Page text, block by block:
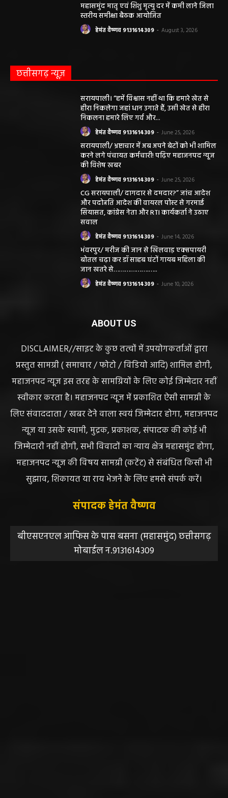
महासमुंद मातृ एवं शिशु मृत्यु दर में कमी लाने जिला
स्तरीय समीक्षा बैठक आयोजित
हेमंत वैष्णव 9131614309 - August 3, 2026
छत्तीसगढ़ न्यूज़
सरायपाली। “हमें विश्वास नहीं था कि हमारे खेत से
हीरा निकलेगा जहां धान उगाते हैं, उसी खेत से हीरा
निकलना हमारे लिए गर्व और...
हेमंत वैष्णव 9131614309 - June 25, 2026
सरायपाली/ भ्रष्टाचार में अब अपने बेटों को भी शामिल
करने लगे पंचायत कर्मचारी! पढ़िए महाजनपद न्यूज
की विशेष खबर
हेमंत वैष्णव 9131614309 - June 25, 2026
CG सरायपाली/ दागदार से दमदार?” जांच आदेश
और पदोन्नति आदेश की वायरल पोस्ट से गरमाई
सियासत, कांग्रेस नेता और RTI कार्यकर्ता ने उठाए
सवाल
हेमंत वैष्णव 9131614309 - June 14, 2026
भंवरपुर/ मरीज की जान से खिलवाड़ एक्सपायरी
बोतल चढ़ा कर डॉ साहब घंटों गायब महिला की
जान खतरे से……………….…..
हेमंत वैष्णव 9131614309 - June 10, 2026
ABOUT US
DISCLAIMER//साइट के कुछ तत्वों में उपयोगकर्ताओं द्वारा
प्रस्तुत सामग्री ( समाचार / फोटो / विडियो आदि) शामिल होगी,
महाजनपद न्यूज इस तरह के सामग्रियों के लिए कोई जिम्मेदार नहीं
स्वीकार करता है। महाजनपद न्यूज में प्रकाशित ऐसी सामग्री के
लिए संवाददाता / खबर देने वाला स्वयं जिम्मेदार होगा, महाजनपद
न्यूज या उसके स्वामी, मुद्रक, प्रकाशक, संपादक की कोई भी
जिम्मेदारी नहीं होगी, सभी विवादों का न्याय क्षेत्र महासमुंद होगा,
महाजनपद न्यूज की विषय सामग्री (कटेंट) से संबंधित किसी भी
सुझाव, शिकायत या राय भेजने के लिए हमसे संपर्क करें।
संपादक हेमंत वैष्णव
बीएसएनएल आफिस के पास बसना (महासमुंद) छत्तीसगढ़
मोबाईल न.9131614309